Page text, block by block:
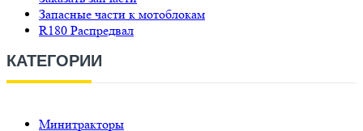
Запасные части к мотоблокам
R180 Распредвал
КАТЕГОРИИ
Минитракторы